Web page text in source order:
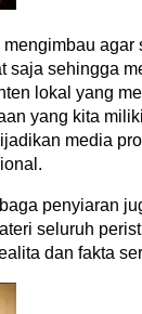
saja sehingga
lokal yang
yang kita
media
penyiaran
seluruh
dan fakta